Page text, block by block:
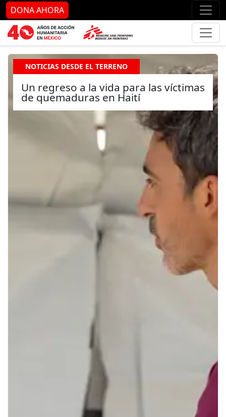
Ir al contenido principal Ir
DONA AHORA
NOTICIAS DESDE EL TERRENO
Un regreso a la vida para las víctimas
de quemaduras en Haití